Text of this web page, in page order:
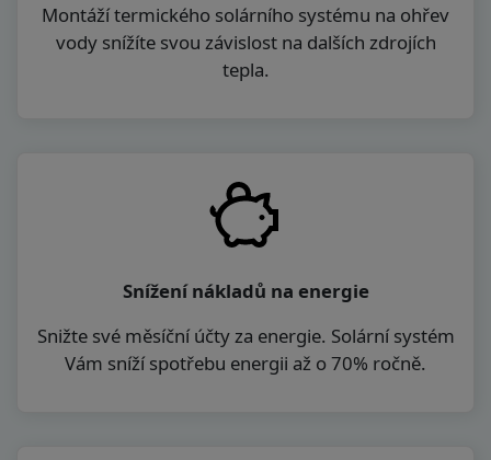
Montáží termického solárního systému na ohřev
vody snížíte svou závislost na dalších zdrojích
tepla.
Snížení nákladů na energie
Snižte své měsíční účty za energie. Solární systém
Vám sníží spotřebu energii až o 70% ročně.